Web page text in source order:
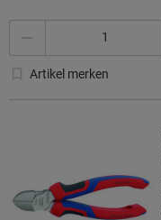
Artikel merken